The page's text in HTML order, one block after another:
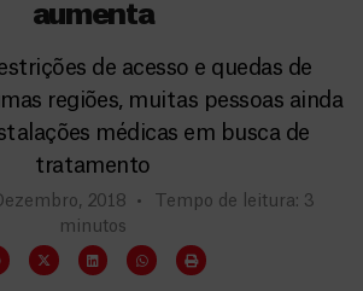
aumenta
de acesso e quedas de
regiões, muitas pessoas ainda
médicas em busca de
tratamento
2018
Tempo de leitura: 3
minutos